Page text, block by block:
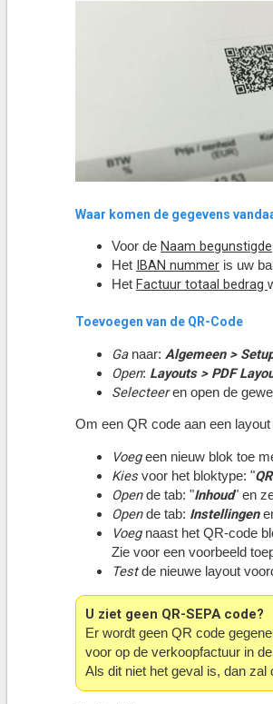
Waar komen de gegevens
Voor de Naam begunstigde
Het
IBAN nummer is uw
Het Factuur totaal bedrag
Toevoegen van de QR-Code
Ganaar: Algemeen >
Open: Layouts > PDF
Selecteeren open de
Om een QR code aan een
Voegeen nieuw blok toe
Kies voor het bloktype: "
Opende tab: "Inhoud" en
Opende tab: Instellingen
Voeg naast het QR-code
Zie voor een voorbeeld
Testde nieuwe layout
U ziet geen QR-SEPA code?
Er wordt geen QR code
voor op de verkoopfactuur in de
Als dit niet het geval is, dan